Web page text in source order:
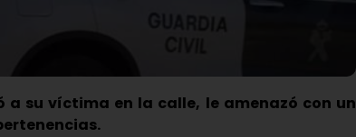
a su víctima en la calle, le amenazó con un